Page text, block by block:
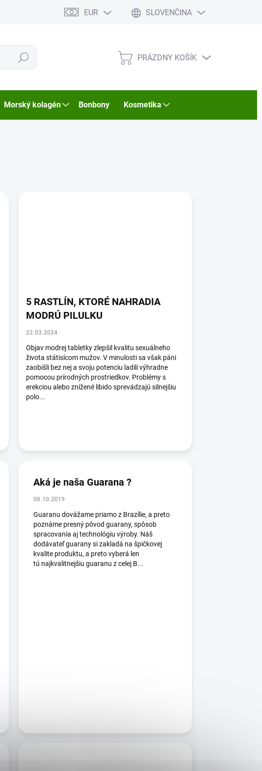
EUR SLOVENČINA
Hľadať
NÁKUPNÝ
PRÁZDNY KOŠÍK
Morský kolagén Bonbony Kosmetika
5 RASTLÍN, KTORÉ NAHRADIA
MODRÚ PILULKU
22.03.2024
Objav modrej tabletky zlepšil kvalitu sexuálneho
života státisícom mužov. V minulosti sa však páni
zaobišli bez nej a svoju potenciu ladili výhradne
pomocou prírodných prostriedkov. Problémy s
erekciou alebo znížené libido sprevádzajú silnejšiu
polo...
Aká je naša Guarana ?
08.10.2019
Guaranu dovážame priamo z Brazílie, a preto
poznáme presný pôvod guarany, spôsob
spracovania aj technológiu výroby. Náš
dodávateľ guarany si zakladá na špičkovej
kvalite produktu, a preto vyberá len
tú najkvalitnejšiu guaranu z celej B...